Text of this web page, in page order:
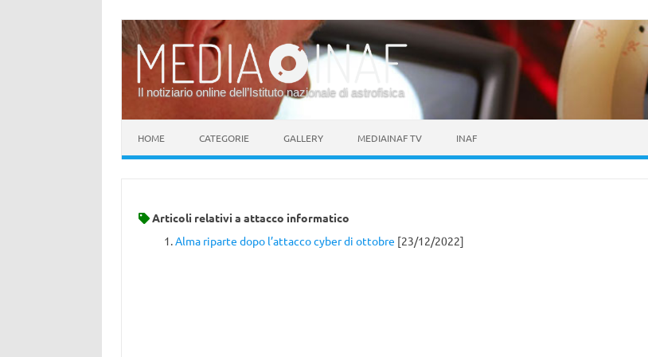
Il notiziario online dell’Istituto nazionale di astrofisica
HOME CATEGORIE GALLERY MEDIAINAF TV INAF
Articoli relativi a attacco informatico
Alma riparte dopo l’attacco cyber di ottobre [23/12/2022]